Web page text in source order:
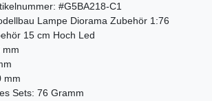
#G5BA218-C1
Lampe Diorama Zubehör 1:76
15 cm Hoch Led
mm
mm
Sets: 76 Gramm